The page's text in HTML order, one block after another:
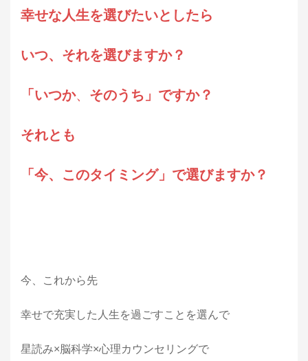
幸せな人生を選びたいとしたら
いつ、それを選びますか？
「いつか、 そのうち」ですか？
それとも
「今、このタイミング」で選びますか？
今、これから先
幸せで充実した人生を過ごすことを選んで
星読み×脳科学×心理カウンセリングで